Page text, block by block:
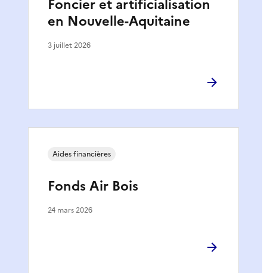
Foncier et artificialisation
en Nouvelle-Aquitaine
3 juillet 2026
Fonds Air Bois
Aides financières
24 mars 2026